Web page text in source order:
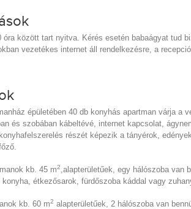
óra között tart nyitva. Kérés esetén babaágyat tud
vezetékes internet áll rendelkezésre, a
épületében 40 db konyhás apartman várja a
és szobában kábeltévé, internet kapcsolat,
részét képezik a tányérok,
kb. 45 m2,alapterületűek, egy hálószoba van
étkezősarok, fürdőszoba káddal vagy
kb. 60 m2 alapterületűek, 2 hálószoba van